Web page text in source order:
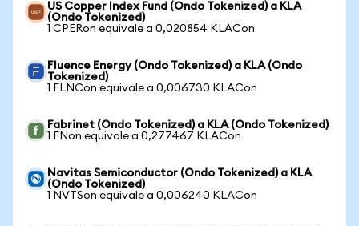
US Copper Index Fund (Ondo Tokenized) a KLA
(Ondo Tokenized)
1 CPERon equivale a 0,020854 KLACon
Fluence Energy (Ondo Tokenized) a KLA (Ondo
Tokenized)
1 FLNCon equivale a 0,006730 KLACon
Fabrinet (Ondo Tokenized) a KLA (Ondo Tokenized)
1 FNon equivale a 0,277467 KLACon
Navitas Semiconductor (Ondo Tokenized) a KLA
(Ondo Tokenized)
1 NVTSon equivale a 0,006240 KLACon